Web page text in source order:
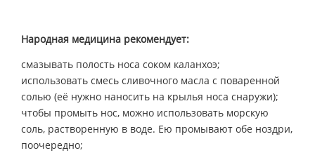
Народная медицина рекомендует:
смазывать полость носа соком каланхоэ;
использовать смесь сливочного масла с поваренной
солью (её нужно наносить на крылья носа снаружи);
чтобы промыть нос, можно использовать морскую
соль, растворенную в воде. Ею промывают обе ноздри,
поочередно;